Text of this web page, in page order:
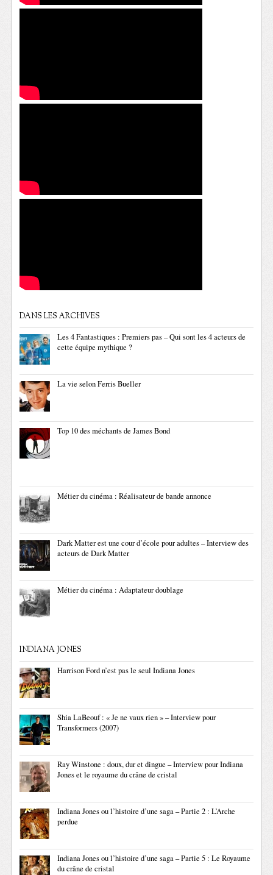
DANS LES ARCHIVES
Les 4 Fantastiques : Premiers pas – Qui sont les 4 acteurs de
cette équipe mythique ?
La vie selon Ferris Bueller
Top 10 des méchants de James Bond
Métier du cinéma : Réalisateur de bande annonce
Dark Matter est une cour d’école pour adultes – Interview des
acteurs de Dark Matter
Métier du cinéma : Adaptateur doublage
INDIANA JONES
Harrison Ford n’est pas le seul Indiana Jones
Shia LaBeouf : « Je ne vaux rien » – Interview pour
Transformers (2007)
Ray Winstone : doux, dur et dingue – Interview pour Indiana
Jones et le royaume du crâne de cristal
Indiana Jones ou l’histoire d’une saga – Partie 2 : L’Arche
perdue
Indiana Jones ou l’histoire d’une saga – Partie 5 : Le Royaume
du crâne de cristal